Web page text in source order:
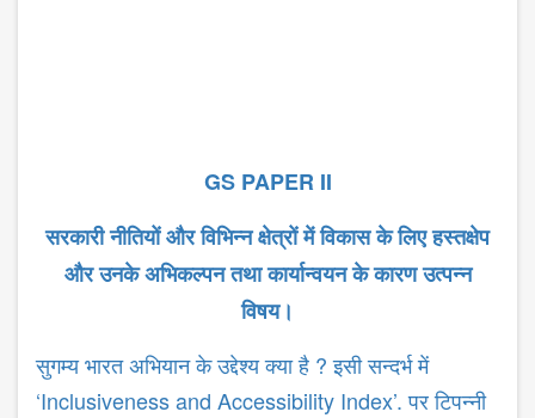
GS PAPER II
सरकारीनीतियोंऔरविभिन्नक्षेत्रोंमेंविकासकेलिएहस्तक्षेप
औरउनके अभिकल्पनतथाकार्यान्वयनकेकारणउत्पन्न
विषय।
सुगम्य भारत अभियान के उद्देश्य क्या है ? इसी सन्दर्भ में
‘Inclusiveness and Accessibility Index’. पर टिपन्नी